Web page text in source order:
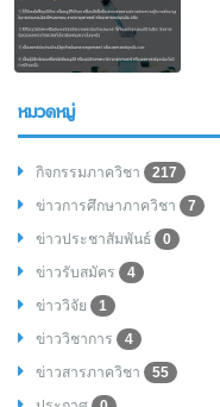
หมวดหมู่
กิจกรรมภาควิชา
217
ข่าวการศึกษาภาควิชา
7
ข่าวประชาสัมพันธ์
0
ข่าวรับสมัคร
4
ข่าววิจัย
1
ข่าววิชาการ
4
ข่าวสารภาควิชา
55